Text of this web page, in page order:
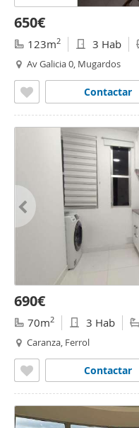
650€
123m2 3 Hab
Av Galicia 0, Mugardos
Contactar
690€
70m2 3 Hab
Caranza, Ferrol
Contactar